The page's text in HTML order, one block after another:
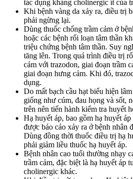
tác dụng kháng cholinergic ít của
Khi bệnh vàng da xảy ra, điều trị
phải ngừng lại.
Dùng thuốc chống trầm cảm ở
hoặc các bệnh rối loạn tâm thần
triệu chứng bệnh tâm thần. Suy
tăng lên. Trong quá trình điều trị
cảm với trazodon, giai đoạn trầm
giai đoạn hưng cảm. Khi đó,
dụng.
Do mất bạch cầu hạt biểu hiện
giống như cúm, đau họng và sốt,
trên nên tiến hành kiểm tra huyết
Hạ huyết áp, bao gồm hạ huyết
được báo cáo xảy ra ở bệnh nhân
Dùng đồng thời thuốc điều trị hạ
phải giảm liều thuốc hạ huyết áp.
Bệnh nhân cao tuổi thường nhạy
trầm cảm, đặc biệt là hạ huyết áp
cholinergic khác.